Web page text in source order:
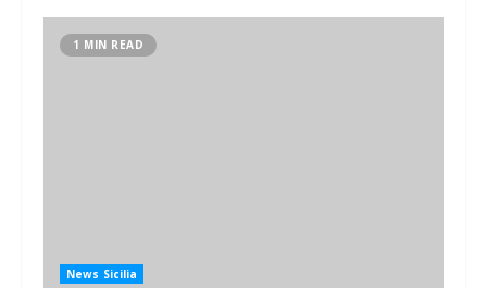
1 MIN READ
News Sicilia